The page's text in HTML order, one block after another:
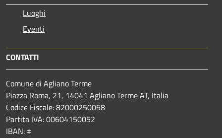
Luoghi
Eventi
CONTATTI
Comune di Agliano Terme
Piazza Roma, 21, 14041 Agliano Terme AT, Italia
Codice Fiscale: 82000250058
Partita IVA: 00604150052
IBAN: #